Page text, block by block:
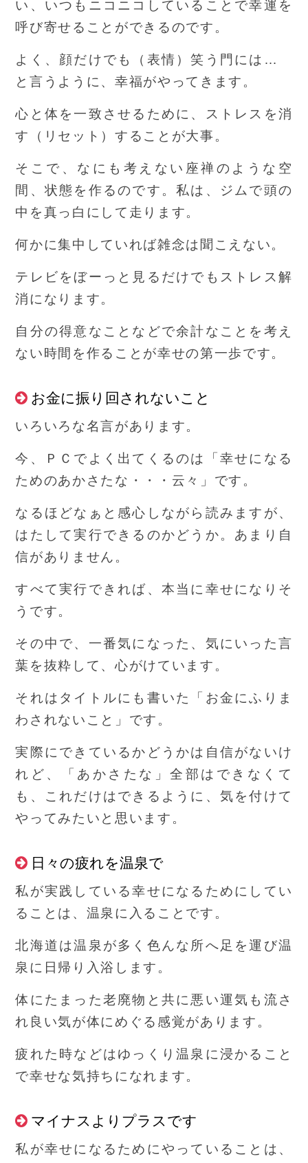
い、いつもニコニコしていることで幸運を
呼び寄せることができるのです。
よく、顔だけでも（表情）笑う門には…
と言うように、幸福がやってきます。
心と体を一致させるために、ストレスを消
す（リセット）することが大事。
そこで、なにも考えない座禅のような空
間、状態を作るのです。私は、ジムで頭の
中を真っ白にして走ります。
何かに集中していれば雑念は聞こえない。
テレビをぼーっと見るだけでもストレス解
消になります。
自分の得意なことなどで余計なことを考え
ない時間を作ることが幸せの第一歩です。
お金に振り回されないこと
いろいろな名言があります。
今、ＰＣでよく出てくるのは「幸せになる
ためのあかさたな・・・云々」です。
なるほどなぁと感心しながら読みますが、
はたして実行できるのかどうか。あまり自
信がありません。
すべて実行できれば、本当に幸せになりそ
うです。
その中で、一番気になった、気にいった言
葉を抜粋して、心がけています。
それはタイトルにも書いた「お金にふりま
わされないこと」です。
実際にできているかどうかは自信がないけ
れど、「あかさたな」全部はできなくて
も、これだけはできるように、気を付けて
やってみたいと思います。
日々の疲れを温泉で
私が実践している幸せになるためにしてい
ることは、温泉に入ることです。
北海道は温泉が多く色んな所へ足を運び温
泉に日帰り入浴します。
体にたまった老廃物と共に悪い運気も流さ
れ良い気が体にめぐる感覚があります。
疲れた時などはゆっくり温泉に浸かること
で幸せな気持ちになれます。
マイナスよりプラスです
私が幸せになるためにやっていることは、